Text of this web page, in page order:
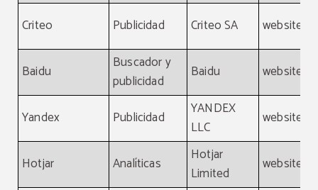
Criteo Publicidad Criteo SA website,
Baidu
Buscador y
publicidad
Baidu website,
Yandex Publicidad
YANDEX
LLC
website,
Hotjar Analíticas
Hotjar
Limited
website,